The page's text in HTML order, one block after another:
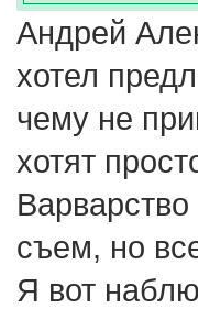
Андрей
хотел
чему не
хотят
съем, но
Я вот